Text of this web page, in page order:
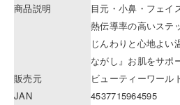
商品説明
目元・小鼻・フェイ
熱伝導率の高いステ
じんわりと心地よい
ながし』お肌をサポ
販売元
ビューティーワール
JAN
4537715964595